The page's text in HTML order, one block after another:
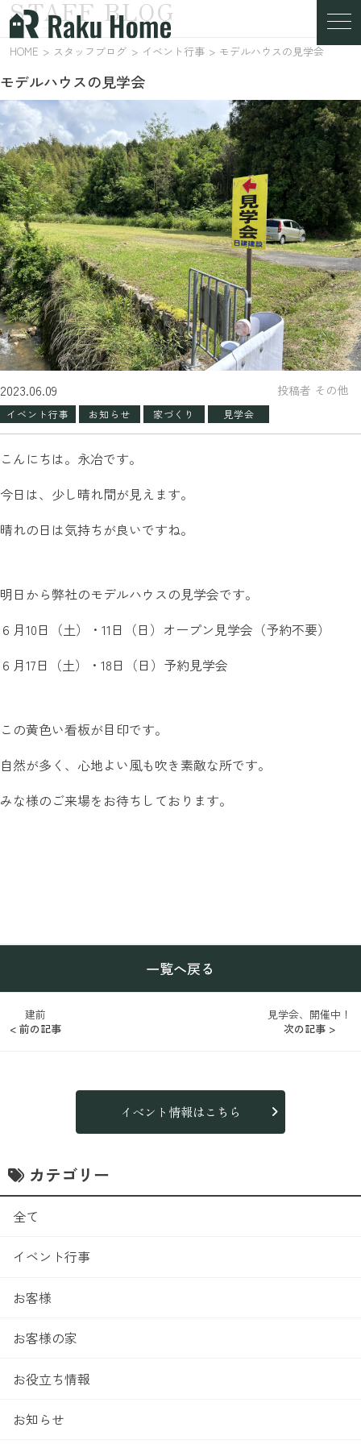
スタッフブログ
STAFF BLOG
HOME スタッフブログ イベント行事 モデルハウスの見学会
モデルハウスの見学会
2023.06.09 投稿者 その他
イベント行事 お知らせ 家づくり 見学会
こんにちは。永冶です。
今日は、少し晴れ間が見えます。
晴れの日は気持ちが良いですね。
明日から弊社のモデルハウスの見学会です。
６月10日（土）・11日（日）オープン見学会（予約不要）
６月17日（土）・18日（日）予約見学会
この黄色い看板が目印です。
自然が多く、心地よい風も吹き素敵な所です。
みな様のご来場をお待ちしております。
< 前の記事
建前
一覧へ戻る
見学会、開催中！
次の記事 >
イベント情報はこちら
カテゴリー
全て
イベント行事
お客様
お客様の家
お役立ち情報
お知らせ